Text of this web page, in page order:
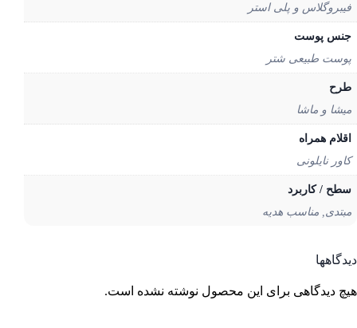
و پلی استر
پوست
طبیعی شتر
و ماشا
همراه
نایلونی
/ کاربرد
مناسب هدیه
دیدگاهی برای این محصول نوشته نشده است.